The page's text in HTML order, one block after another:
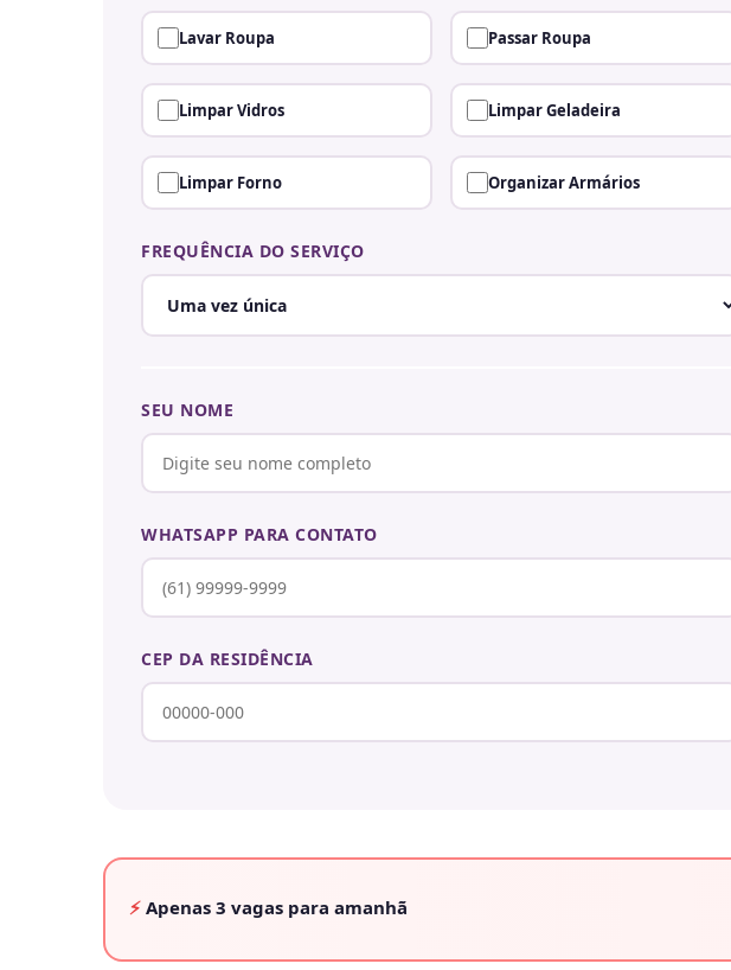
Lavar Roupa Passar Roupa
Limpar Vidros Limpar Geladeira
Limpar Forno Organizar Armários
FREQUÊNCIA DO SERVIÇO
SEU NOME
WHATSAPP PARA CONTATO
CEP DA RESIDÊNCIA
⚡ Apenas 3 vagas para amanhã